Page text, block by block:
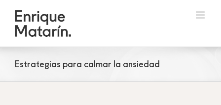
content
Estrategias para calmar la ansiedad